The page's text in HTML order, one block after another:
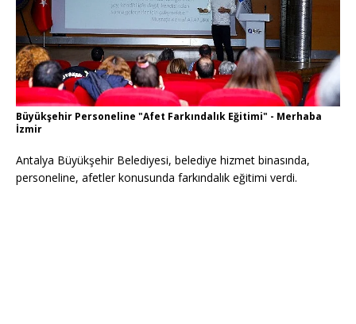
Büyükşehir Personeline "Afet Farkındalık Eğitimi" - Merhaba
İzmir
Antalya Büyükşehir Belediyesi, belediye hizmet binasında,
personeline, afetler konusunda farkındalık eğitimi verdi.